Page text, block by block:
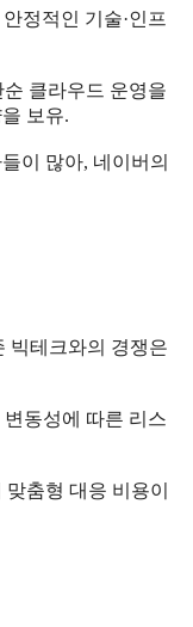
정적인 기술·인프
클라우드 운영을
보유.
이 많아, 네이버의
빅테크와의 경쟁은
동성에 따른 리스
춤형 대응 비용이